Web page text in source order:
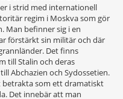
i strid med internationell
regim i Moskva som gör
Man befinner sig i en
förstärkt sin militär och där
Det finns
till Stalin och deras
Abchazien och Sydossetien.
betrakta som ett dramatiskt
Det innebär att man